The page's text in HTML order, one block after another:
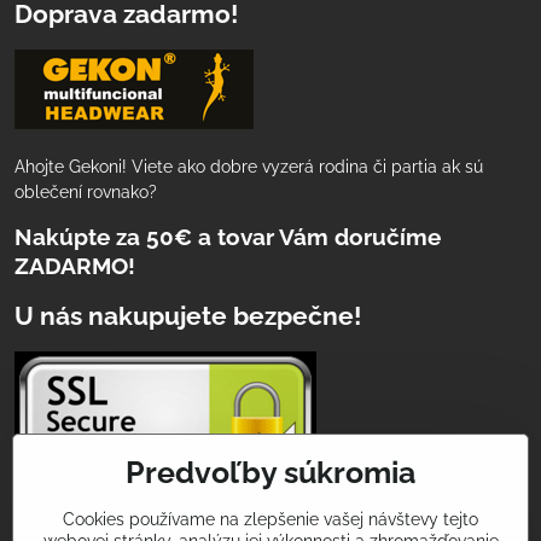
Doprava zadarmo!
Ahojte Gekoni! Viete ako dobre vyzerá rodina či partia ak sú
oblečení rovnako?
Nakúpte za 50€ a tovar Vám doručíme
ZADARMO!
U nás nakupujete bezpečne!
Predvoľby súkromia
Cookies používame na zlepšenie vašej návštevy tejto